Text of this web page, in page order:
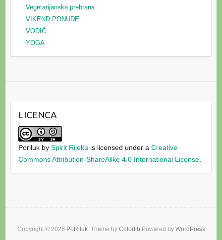
Vegetarijanska prehrana
VIKEND PONUDE
VODIČ
YOGA
LICENCA
Porilukby Spirit Rijeka is licensed under a Creative
Commons Attribution-ShareAlike 4.0 International License.
Copyright © 2026 PoRiluk. Theme by Colorlib Powered by WordPress